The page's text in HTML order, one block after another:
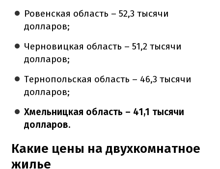
Ровенская область – 52,3 тысячи
долларов;
Черновицкая область – 51,2 тысячи
долларов;
Тернопольская область – 46,3 тысячи
долларов;
Хмельницкая область – 41,1 тысячи
долларов.
Какие цены на двухкомнатное
жилье